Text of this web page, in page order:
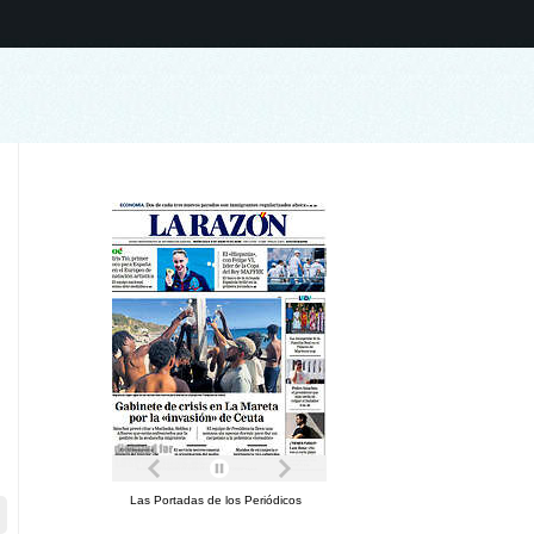
Las Portadas de los Periódicos